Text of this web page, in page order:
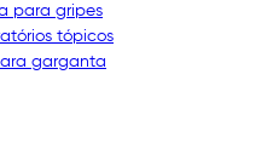
para gripes
tópicos
garganta